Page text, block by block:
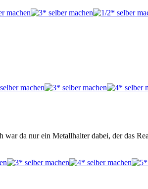
da nur ein Metallhalter dabei, der das